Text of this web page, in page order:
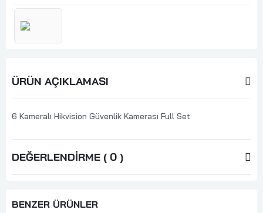
ÜRÜN AÇIKLAMASI
6 Kameralı Hikvision Güvenlik Kamerası Full Set
DEĞERLENDIRME ( 0 )
BENZER ÜRÜNLER